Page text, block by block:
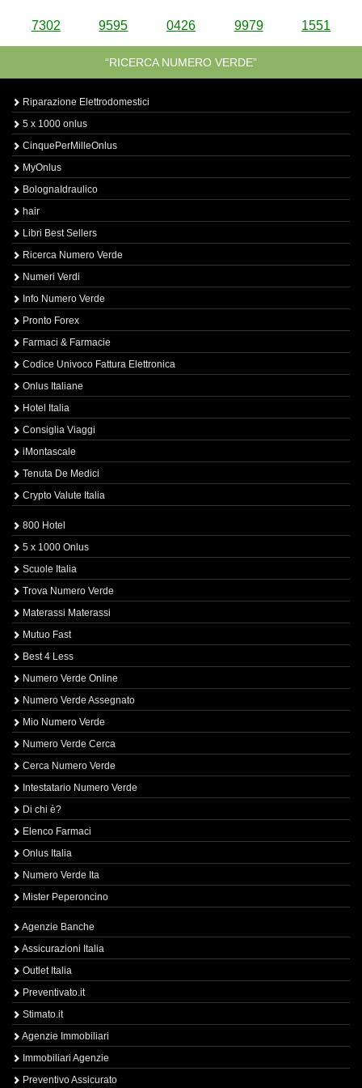
7302 9595 0426 9979 1551
“RICERCA NUMERO VERDE”
Riparazione Elettrodomestici
5 x 1000 onlus
CinquePerMilleOnlus
MyOnlus
BolognaIdraulico
hair
Libri Best Sellers
Ricerca Numero Verde
Numeri Verdi
Info Numero Verde
Pronto Forex
Farmaci & Farmacie
Codice Univoco Fattura Elettronica
Onlus Italiane
Hotel Italia
Consiglia Viaggi
iMontascale
Tenuta De Medici
Crypto Valute Italia
800 Hotel
5 x 1000 Onlus
Scuole Italia
Trova Numero Verde
Materassi Materassi
Mutuo Fast
Best 4 Less
Numero Verde Online
Numero Verde Assegnato
Mio Numero Verde
Numero Verde Cerca
Cerca Numero Verde
Intestatario Numero Verde
Di chi è?
Elenco Farmaci
Onlus Italia
Numero Verde Ita
Mister Peperoncino
Agenzie Banche
Assicurazioni Italia
Outlet Italia
Preventivato.it
Stimato.it
Agenzie Immobiliari
Immobiliari Agenzie
Preventivo Assicurato